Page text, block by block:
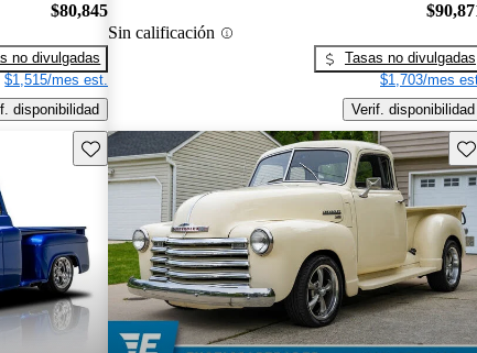
$80,845
no divulgadas
$1,515/mes est.
disponibilidad
Sin calificación
Tasas no divulgadas
$1,703/mes
Verif. disponibilidad
Guarda este Aviso